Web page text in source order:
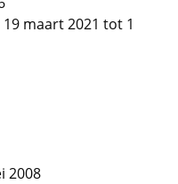
maart 2021 tot 1
2008